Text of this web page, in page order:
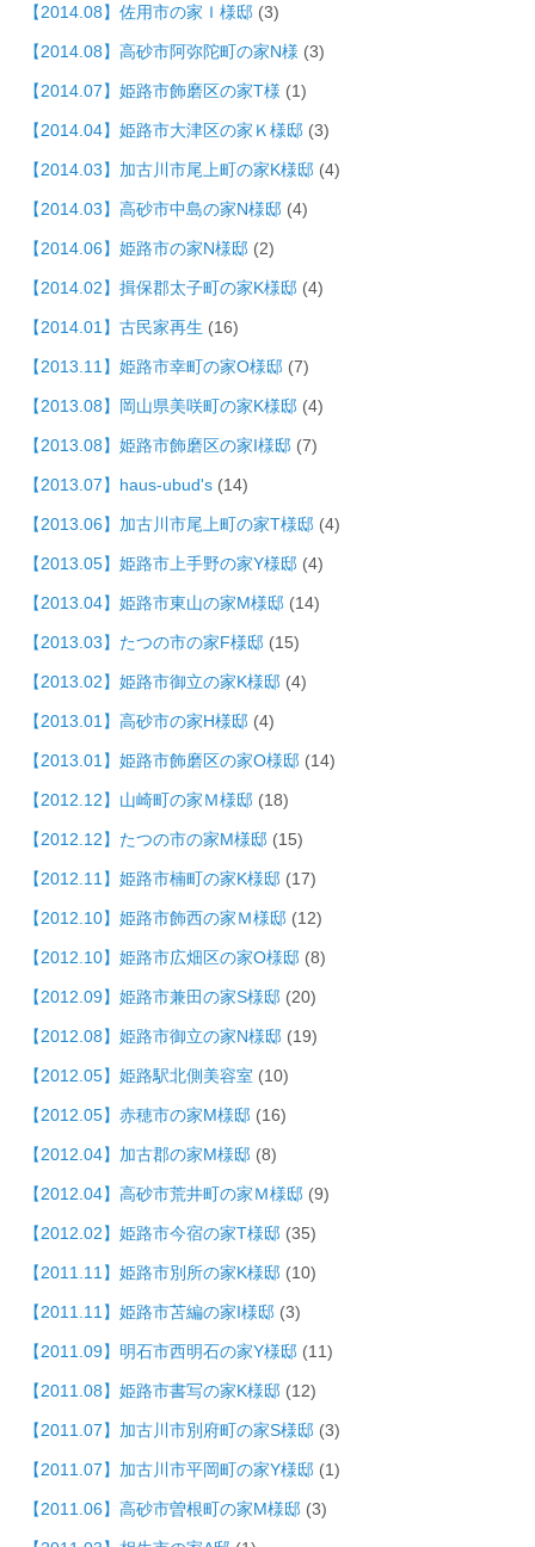
【2014.08】佐用市の家Ｉ様邸 (3)
【2014.08】高砂市阿弥陀町の家N様 (3)
【2014.07】姫路市飾磨区の家T様 (1)
【2014.04】姫路市大津区の家Ｋ様邸 (3)
【2014.03】加古川市尾上町の家K様邸 (4)
【2014.03】高砂市中島の家N様邸 (4)
【2014.06】姫路市の家N様邸 (2)
【2014.02】揖保郡太子町の家K様邸 (4)
【2014.01】古民家再生 (16)
【2013.11】姫路市幸町の家O様邸 (7)
【2013.08】岡山県美咲町の家K様邸 (4)
【2013.08】姫路市飾磨区の家I様邸 (7)
【2013.07】haus-ubud's (14)
【2013.06】加古川市尾上町の家T様邸 (4)
【2013.05】姫路市上手野の家Y様邸 (4)
【2013.04】姫路市東山の家M様邸 (14)
【2013.03】たつの市の家F様邸 (15)
【2013.02】姫路市御立の家K様邸 (4)
【2013.01】高砂市の家H様邸 (4)
【2013.01】姫路市飾磨区の家O様邸 (14)
【2012.12】山崎町の家Ｍ様邸 (18)
【2012.12】たつの市の家M様邸 (15)
【2012.11】姫路市楠町の家K様邸 (17)
【2012.10】姫路市飾西の家Ｍ様邸 (12)
【2012.10】姫路市広畑区の家O様邸 (8)
【2012.09】姫路市兼田の家S様邸 (20)
【2012.08】姫路市御立の家N様邸 (19)
【2012.05】姫路駅北側美容室 (10)
【2012.05】赤穂市の家M様邸 (16)
【2012.04】加古郡の家M様邸 (8)
【2012.04】高砂市荒井町の家Ｍ様邸 (9)
【2012.02】姫路市今宿の家T様邸 (35)
【2011.11】姫路市別所の家K様邸 (10)
【2011.11】姫路市苫編の家I様邸 (3)
【2011.09】明石市西明石の家Y様邸 (11)
【2011.08】姫路市書写の家K様邸 (12)
【2011.07】加古川市別府町の家S様邸 (3)
【2011.07】加古川市平岡町の家Y様邸 (1)
【2011.06】高砂市曽根町の家M様邸 (3)